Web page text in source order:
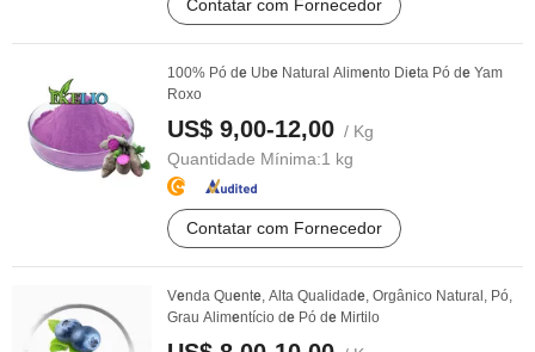
Contatar com Fornecedor
100% Pó de Ube Natural Alimento Dieta Pó de Yam
Roxo
US$ 9,00-12,00 / Kg
Quantidade Mínima:1 kg
Contatar com Fornecedor
Venda Quente, Alta Qualidade, Orgânico Natural, Pó,
Grau Alimentício de Pó de Mirtilo